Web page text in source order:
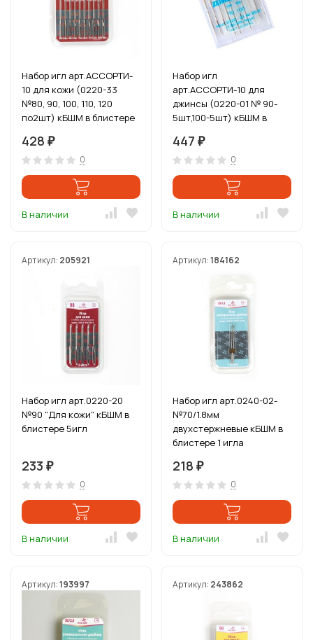
Набор игл арт.АССОРТИ-
10 для кожи (0220-33
№80, 90, 100, 110, 120
по2шт) кБШМ в блистере
428 ₽
0
В наличии
Набор игл
арт.АССОРТИ-10 для
джинсы (0220-01 № 90-
5шт,100-5шт) кБШМ в
447 ₽
0
В наличии
Артикул: 205921
Набор игл арт.0220-20
№90 "Для кожи" кБШМ в
блистере 5игл
233 ₽
0
В наличии
Артикул:184162
Набор игл арт.0240-02-
№70/1.8мм
двухстержневые кБШМ в
блистере 1 игла
218 ₽
0
В наличии
Артикул:193997 Артикул: 243862